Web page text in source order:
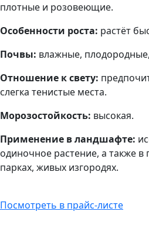
плотные и розовеющие.
Особенности роста: растёт
Почвы: влажные,
Отношение к свету:
слегка тенистые места.
Морозостойкость: высокая.
Применение в ландшафте:
одиночное растение, а также в
парках, живых изгородях.
Посмотреть в прайс-листе